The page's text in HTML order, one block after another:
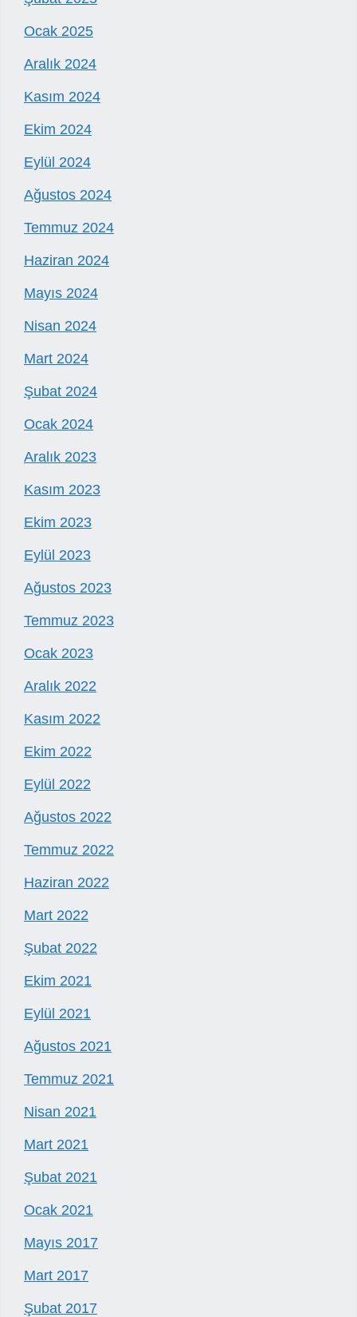
Ocak 2025
Aralık 2024
Kasım 2024
Ekim 2024
Eylül 2024
Ağustos 2024
Temmuz 2024
Haziran 2024
Mayıs 2024
Nisan 2024
Mart 2024
Şubat 2024
Ocak 2024
Aralık 2023
Kasım 2023
Ekim 2023
Eylül 2023
Ağustos 2023
Temmuz 2023
Ocak 2023
Aralık 2022
Kasım 2022
Ekim 2022
Eylül 2022
Ağustos 2022
Temmuz 2022
Haziran 2022
Mart 2022
Şubat 2022
Ekim 2021
Eylül 2021
Ağustos 2021
Temmuz 2021
Nisan 2021
Mart 2021
Şubat 2021
Ocak 2021
Mayıs 2017
Mart 2017
Şubat 2017